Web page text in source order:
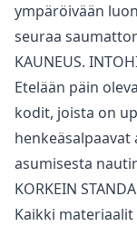
ympäröivään
seuraa
KAUNEUS.
Etelään päin
kodit, joista on
asumisesta
KORKEIN
Kaikki